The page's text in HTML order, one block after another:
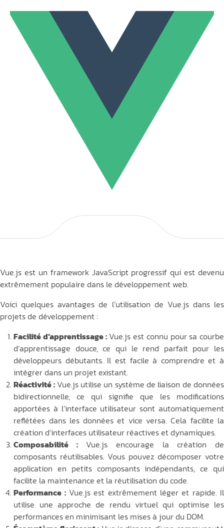
Vue.js est un framework JavaScript progressif qui est devenu
extrêmement populaire dans le développement web.
Voici quelques avantages de l’utilisation de Vue.js dans les
projets de développement :
Facilité d’apprentissage :Vue.js est connu pour sa courbe
d’apprentissage douce, ce qui le rend parfait pour les
développeurs débutants. Il est facile à comprendre et à
intégrer dans un projet existant.
Réactivité :Vue.js utilise un système de liaison de données
bidirectionnelle, ce qui signifie que les modifications
apportées à l’interface utilisateur sont automatiquement
reflétées dans les données et vice versa. Cela facilite la
création d’interfaces utilisateur réactives et dynamiques.
Composabilité :Vue.js encourage la création de
composants réutilisables. Vous pouvez décomposer votre
application en petits composants indépendants, ce qui
facilite la maintenance et la réutilisation du code.
Performance :Vue.js est extrêmement léger et rapide. Il
utilise une approche de rendu virtuel qui optimise les
performances en minimisant les mises à jour du DOM.